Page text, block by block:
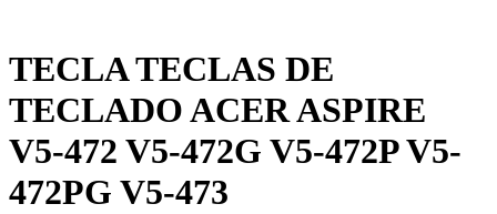
TECLA TECLAS DE
TECLADO ACER ASPIRE
V5-472 V5-472G V5-472P V5-
472PG V5-473